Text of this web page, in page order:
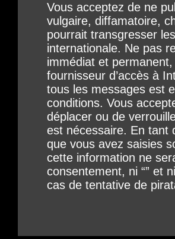
Vous acceptez de ne
vulgaire, diffamatoire,
pourrait transgresser
internationale. Ne pas
immédiat et permanent,
fournisseur d’accès à
tous les messages est
conditions. Vous
déplacer ou de
est nécessaire. En tant
que vous avez saisies
cette information ne
consentement, ni “” et
cas de tentative de